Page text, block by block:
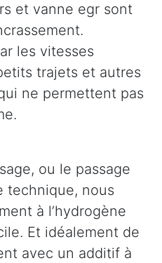
et vanne egr sont
les vitesses
trajets et autres
ne permettent pas
ou le passage
technique, nous
à l’hydrogène
Et idéalement de
avec un additif à